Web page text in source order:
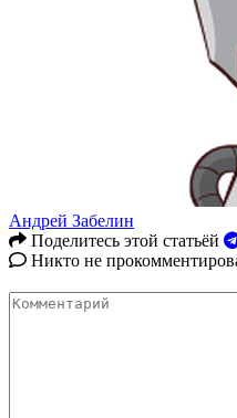
Андрей Забелин
Поделитесь этой статьёй
Никто не